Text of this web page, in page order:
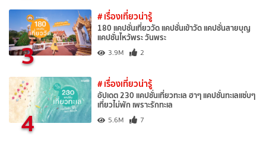
3
# เรื่องเที่ยวน่ารู้
180 แคปชั่นเที่ยววัด แคปชั่นเข้าวัด แคปชั่นสายบุญ
แคปชั่นไหว้พระ วันพระ
3.9M 2
4
# เรื่องเที่ยวน่ารู้
อัปเดต 230 แคปชั่นเที่ยวทะเล ฮาๆ แคปชั่นทะเลแซ่บๆ
เที่ยวไม่พัก เพราะรักทะเล
5.6M 7